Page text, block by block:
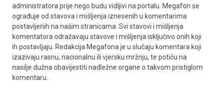
administratora prije nego budu vidljivi na portalu. Megafon se
ograđuje od stavova i mišljenja iznesenih u komentarima
postavljenih na našim stranicama. Svi stavovi i mišljenja
komentatora odražavaju stavove i mišljenja isključivo onih koji
ih postavljaju. Redakcija Megafona je u slučaju komentara koji
izazivaju rasnu, nacionalnu ili vjersku mržnju, te potiču na
nasilje dužna obavijestiti nadležne organe o takvom pristiglom
komentaru.